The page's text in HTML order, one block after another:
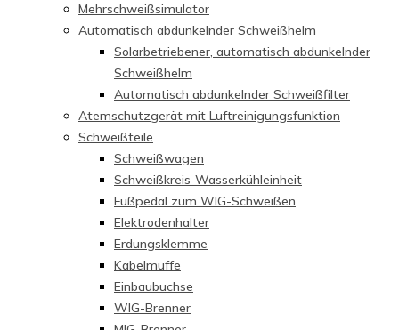
Mehrschweißsimulator
Automatisch abdunkelnder Schweißhelm
Solarbetriebener, automatisch abdunkelnder
Schweißhelm
Automatisch abdunkelnder Schweißfilter
Atemschutzgerät mit Luftreinigungsfunktion
Schweißteile
Schweißwagen
Schweißkreis-Wasserkühleinheit
Fußpedal zum WIG-Schweißen
Elektrodenhalter
Erdungsklemme
Kabelmuffe
Einbaubuchse
WIG-Brenner